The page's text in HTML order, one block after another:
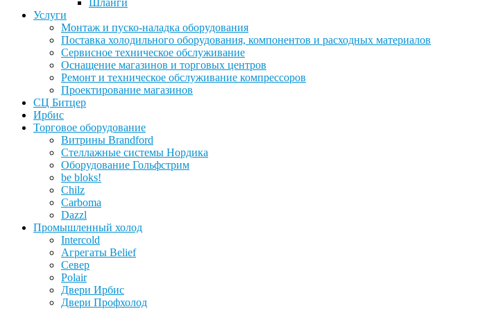
Шланги
Услуги
Монтаж и пуско-наладка оборудования
Поставка холодильного оборудования, компонентов и расходных материалов
Сервисное техническое обслуживание
Оснащение магазинов и торговых центров
Ремонт и техническое обслуживание компрессоров
Проектирование магазинов
СЦ Битцер
Ирбис
Торговое оборудование
Витрины Brandford
Стеллажные системы Нордика
Оборудование Гольфстрим
be bloks!
Chilz
Carboma
Dazzl
Промышленный холод
Intercold
Агрегаты Belief
Север
Polair
Двери Ирбис
Двери Профхолод